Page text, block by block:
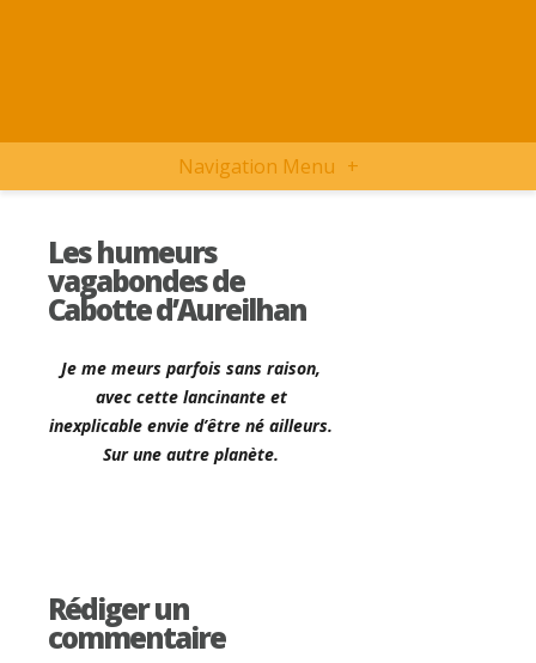
Navigation Menu +
Les humeurs
vagabondes de
Cabotte d’Aureilhan
Je me meurs parfois sans raison,
avec cette lancinante et
inexplicable envie d’être né ailleurs.
Sur une autre planète.
Rédiger un
commentaire